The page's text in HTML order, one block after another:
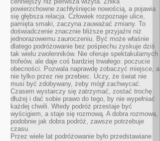
powierzchowne zachłyśnięcie nowością, a pojawia
się głębsza relacja. Człowiek rozpoznaje ulice,
pamięta smaki, zaczyna zauważać zmiany. To
doświadczenie znacznie bliższe przyjaźni niż
jednorazowemu zauroczeniu. Być może właśnie
dlatego podróżowanie bez pośpiechu zyskuje dziś
tak wielu zwolenników. Nie oferuje spektakularnych
trofeów, ale daje coś bardziej trwałego: poczucie
obecności. Pozwala naprawdę zobaczyć miejsce, a
nie tylko przez nie przebiec. Uczy, że świat nie
musi być zdobywany, żeby mógł zachwycać.
Czasem wystarczy się zatrzymać, zostać trochę
dłużej i dać sobie prawo do tego, by nie wypełniać
każdej chwili. Wtedy podróż przestaje być
wyścigiem, a staje się rozmową. A dobra rozmowa,
podobnie jak dobra podróż, zawsze potrzebuje
czasu.
Przez wiele lat podróżowanie było przedstawiane